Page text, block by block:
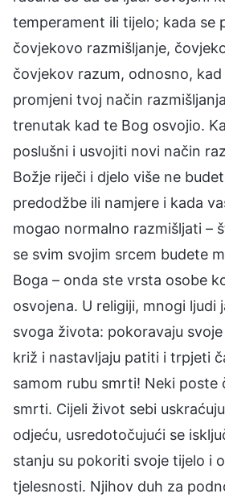
temperament ili tijelo; kada se
čovjekovo razmišljanje,
čovjekov razum, odnosno,
promjeni tvoj način
trenutak kad te Bog osvojio.
poslušni i usvojiti novi način
Božje riječi i djelo više ne
predodžbe ili namjere i kada
mogao normalno razmišljati –
se svim svojim srcem budete
Boga – onda ste vrsta osobe
osvojena. U religiji, mnogi ljudi
svoga života: pokoravaju
križ i nastavljaju patiti i trpjeti
samom rubu smrti! Neki poste
smrti. Cijeli život sebi
odjeću, usredotočujući se
stanju su pokoriti svoje tijelo i
tjelesnosti. Njihov duh za